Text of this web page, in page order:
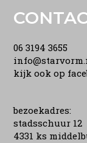
06 3194 3655
kijk ook op
bezoekadres:
stadsschuur 12
4331 ks